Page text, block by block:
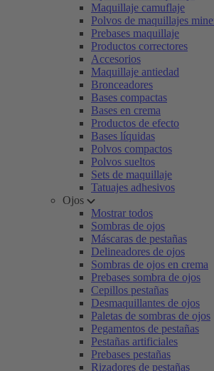
Maquillaje camuflaje
Polvos de maquillajes
Prebases maquillaje
Productos correctores
Accesorios
Maquillaje antiedad
Bronceadores
Bases compactas
Bases en crema
Productos de efecto
Bases líquidas
Polvos compactos
Polvos sueltos
Sets de maquillaje
Tatuajes adhesivos
Ojos
Mostrar todos
Sombras de ojos
Máscaras de pestañas
Delineadores de ojos
Sombras de ojos en crema
Prebases sombra de ojos
Cepillos pestañas
Desmaquillantes de ojos
Paletas de sombras de ojos
Pegamentos de pestañas
Pestañas artificiales
Prebases pestañas
Rizadores de pestañas